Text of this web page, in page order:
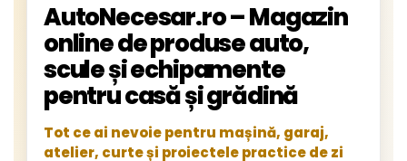
AutoNecesar.ro – Magazin
online de produse auto,
scule și echipamente
pentru casă și grădină
Tot ce ai nevoie pentru mașină, garaj,
atelier, curte și proiectele practice de zi